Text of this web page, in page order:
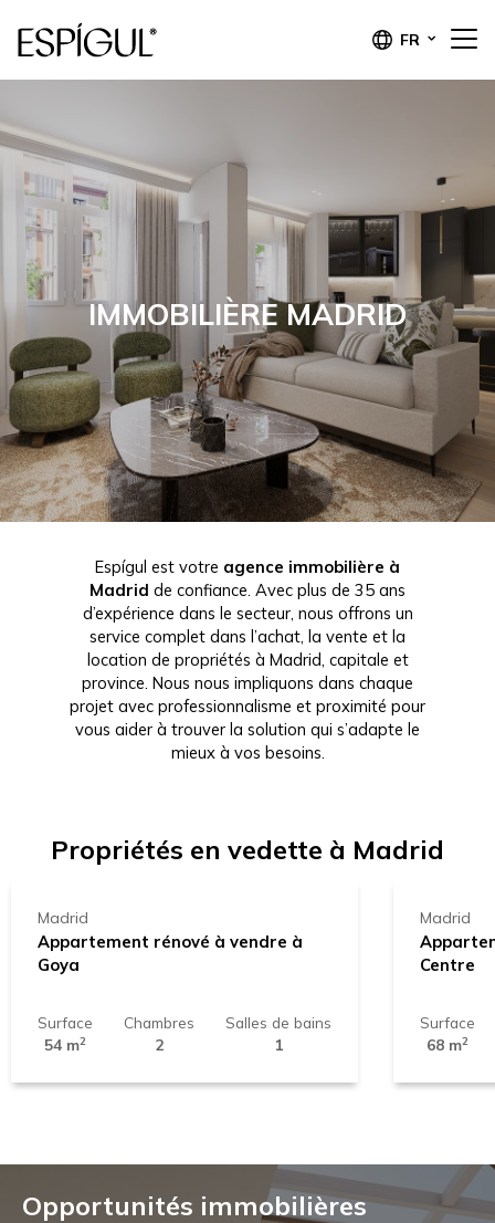
FR
IMMOBILIÈRE MADRID
Espígul est votre agence immobilière à
Madrid de confiance. Avec plus de 35 ans
d’expérience dans le secteur, nous offrons un
service complet dans l’achat, la vente et la
location de propriétés à Madrid, capitale et
province. Nous nous impliquons dans chaque
projet avec professionnalisme et proximité pour
vous aider à trouver la solution qui s’adapte le
mieux à vos besoins.
Propriétés en vedette à Madrid
789.000 €
Madrid
Appartement rénové à vendre à
Goya
Surface
54 m2
Chambres
2
Salles de bains
1
Madrid
Centre
Surface
68 m2
Opportunités immobilières